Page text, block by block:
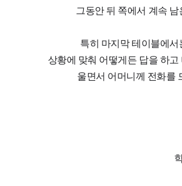
그동안 뒤 쪽에서 계속
특히 마지막 테이블에
상황에 맞춰 어떻게든 답을 하
울면서 어머니께 전화를